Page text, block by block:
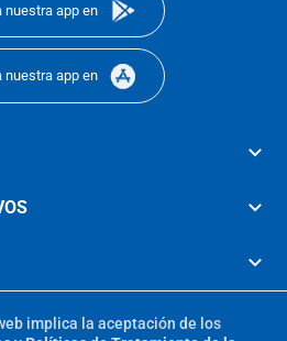
nuestra app en
nuestra app en
implica la aceptación de los